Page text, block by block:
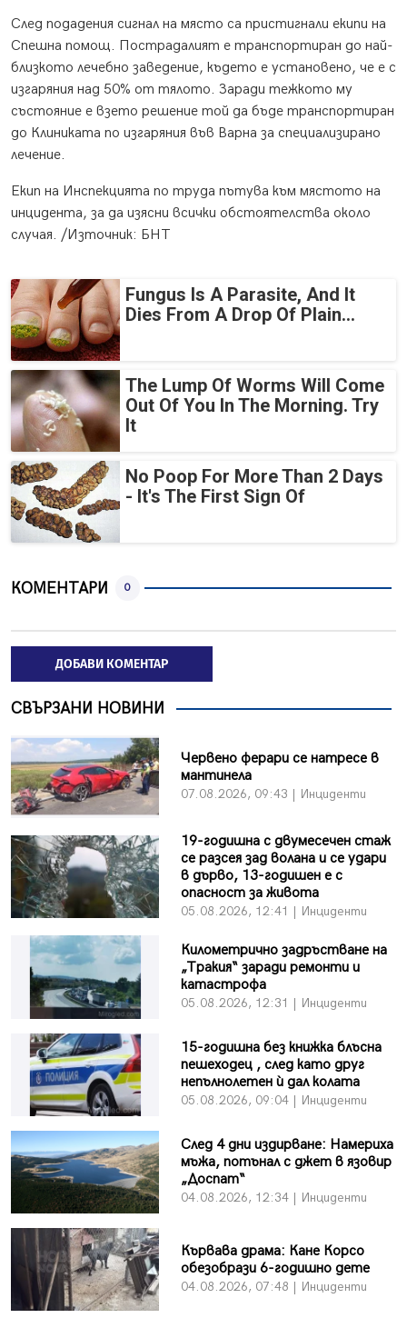
След подадения сигнал на място са пристигнали екипи на
Спешна помощ. Пострадалият е транспортиран до най-
близкото лечебно заведение, където е установено, че е с
изгаряния над 50% от тялото. Заради тежкото му
състояние е взето решение той да бъде транспортиран
до Клиниката по изгаряния във Варна за специализирано
лечение.
Екип на Инспекцията по труда пътува към мястото на
инцидента, за да изясни всички обстоятелства около
случая. /Източник: БНТ
Fungus Is A Parasite, And It
Dies From A Drop Of Plain...
The Lump Of Worms Will Come
Out Of You In The Morning. Try
It
No Poop For More Than 2 Days
- It's The First Sign Of
КОМЕНТАРИ 0
ДОБАВИ КОМЕНТАР
СВЪРЗАНИ НОВИНИ
Червено ферари се натресе в
мантинела
07.08.2026, 09:43 | Инциденти
19-годишна с двумесечен стаж
се разсея зад волана и се удари
в дърво, 13-годишен е с
опасност за живота
05.08.2026, 12:41 | Инциденти
Километрично задръстване на
„Тракия“ заради ремонти и
катастрофа
05.08.2026, 12:31 | Инциденти
15-годишна без книжка блъсна
пешеходец , след като друг
непълнолетен ѝ дал колата
05.08.2026, 09:04 | Инциденти
След 4 дни издирване: Намериха
мъжа, потънал с джет в язовир
„Доспат“
04.08.2026, 12:34 | Инциденти
Кървава драма: Кане Корсо
обезобрази 6-годишно дете
04.08.2026, 07:48 | Инциденти